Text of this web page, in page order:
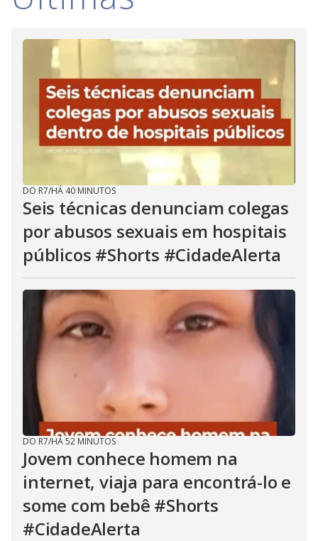
i
d
e
o
DO R7/HÁ 40 MINUTOS
Seis técnicas denunciam colegas
por abusos sexuais em hospitais
públicos #Shorts #CidadeAlerta
DO R7/HÁ 52 MINUTOS
Jovem conhece homem na
internet, viaja para encontrá-lo e
some com bebê #Shorts
#CidadeAlerta